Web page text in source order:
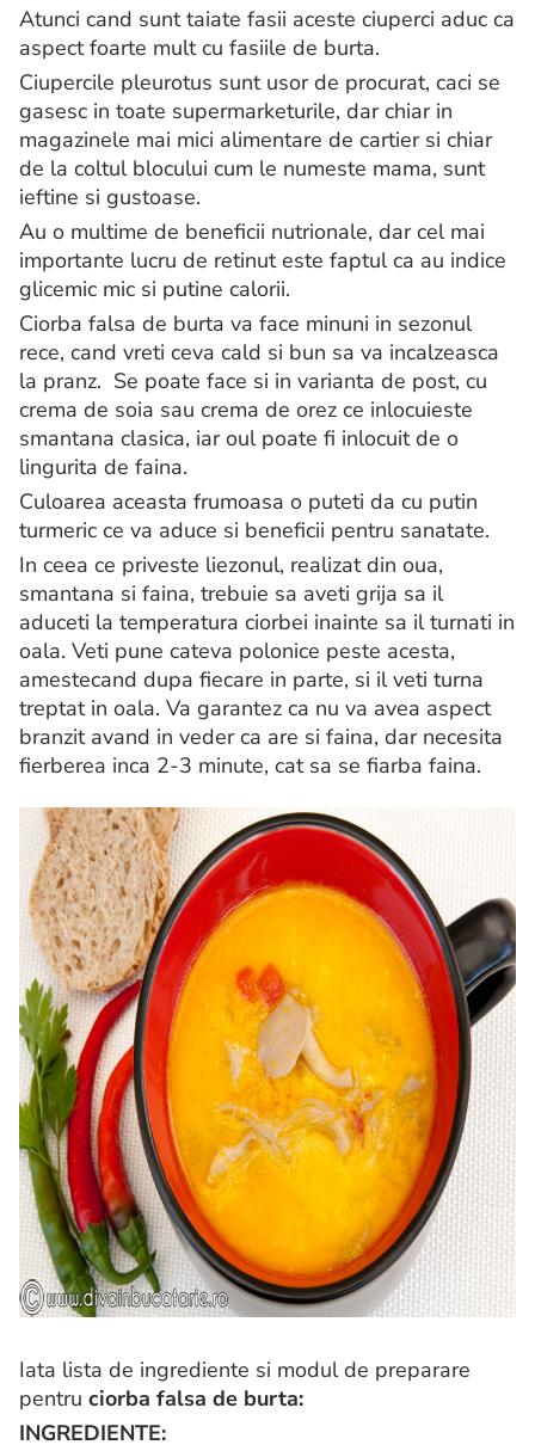
Atunci cand sunt taiate fasii aceste ciuperci aduc ca
aspect foarte mult cu fasiile de burta.
Ciupercile pleurotus sunt usor de procurat, caci se
gasesc in toate supermarketurile, dar chiar in
magazinele mai mici alimentare de cartier si chiar
de la coltul blocului cum le numeste mama, sunt
ieftine si gustoase.
Au o multime de beneficii nutrionale, dar cel mai
importante lucru de retinut este faptul ca au indice
glicemic mic si putine calorii.
Ciorba falsa de burta va face minuni in sezonul
rece, cand vreti ceva cald si bun sa va incalzeasca
la pranz. Se poate face si in varianta de post, cu
crema de soia sau crema de orez ce inlocuieste
smantana clasica, iar oul poate fi inlocuit de o
lingurita de faina.
Culoarea aceasta frumoasa o puteti da cu putin
turmeric ce va aduce si beneficii pentru sanatate.
In ceea ce priveste liezonul, realizat din oua,
smantana si faina, trebuie sa aveti grija sa il
aduceti la temperatura ciorbei inainte sa il turnati in
oala. Veti pune cateva polonice peste acesta,
amestecand dupa fiecare in parte, si il veti turna
treptat in oala. Va garantez ca nu va avea aspect
branzit avand in veder ca are si faina, dar necesita
fierberea inca 2-3 minute, cat sa se fiarba faina.
Iata lista de ingrediente si modul de preparare
pentru ciorba falsa de burta:
INGREDIENTE: